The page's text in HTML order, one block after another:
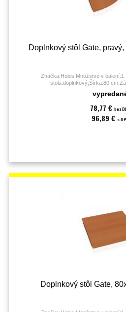
Doplnkový stôl Gate,
Značka:Hobis;Množstvo v balení:1
stola:doplnkový;Šírka:80
78,77 € bez
96,89 € s
Doplnkový stôl Gate,